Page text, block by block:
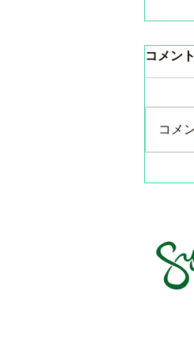
東
コメント
コメ